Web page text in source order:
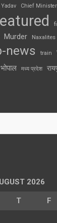
Chief Minister
Murder Naxalites
news train
भोपाल मध्य प्रदेश
2026
T F